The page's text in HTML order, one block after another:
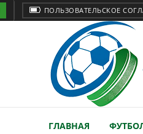
ПОЛЬЗОВАТЕЛЬСКОЕ
ГЛАВНАЯ